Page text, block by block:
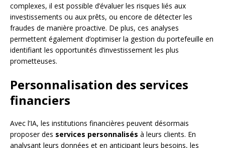
complexes, il est possible d’évaluer les risques liés aux
investissements ou aux prêts, ou encore de détecter les
fraudes de manière proactive. De plus, ces analyses
permettent également d’optimiser la gestion du portefeuille en
identifiant les opportunités d’investissement les plus
prometteuses.
Personnalisation des services
financiers
Avec l’IA, les institutions financières peuvent désormais
proposer des services personnalisés à leurs clients. En
analysant leurs données et en anticipant leurs besoins, les